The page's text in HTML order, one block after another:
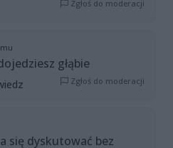
Zgłoś do moderacji
głąbie
Zgłoś do moderacji
się dyskutować bez